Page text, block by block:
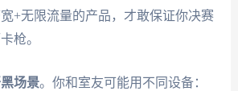
+无限流量的产品，才敢保证你决赛
枪。
场景。你和室友可能用不同设备：